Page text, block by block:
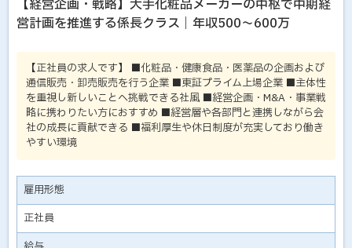
【経営企画・戦略】大手化粧品メーカーの中枢で中期経
営計画を推進する係長クラス｜年収500～600万
【正社員の求人です】 ■化粧品・健康食品・医薬品の企画および
通信販売・卸売販売を行う企業 ■東証プライム上場企業 ■主体性
を重視し新しいことへ挑戦できる社風 ■経営企画・M&A・事業戦
略に携わりたい方におすすめ ■経営層や各部門と連携しながら会
社の成長に貢献できる ■福利厚生や休日制度が充実しており働き
やすい環境
雇用形態
正社員